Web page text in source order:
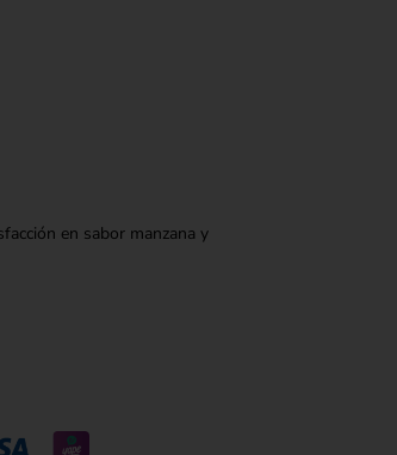
en sabor manzana y